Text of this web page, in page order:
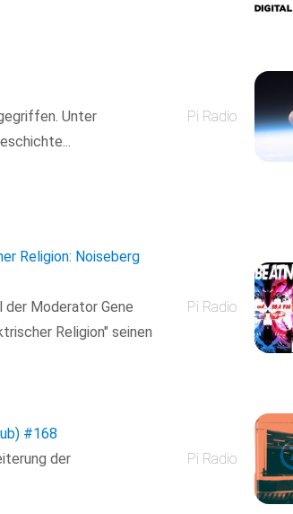
Unter
Pi Radio
Religion: Noiseberg
der Moderator Gene
Religion" seinen
Pi Radio
#168
der
Pi Radio